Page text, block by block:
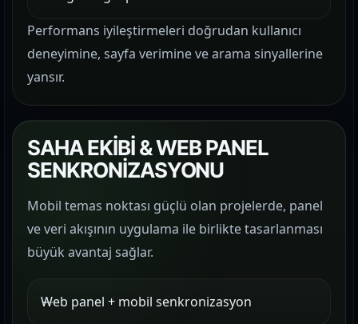
Performans iyileştirmeleri doğrudan kullanıcı
deneyimine, sayfa verimine ve arama sinyallerine
yansır.
SAHA EKİBİ & WEB PANEL
SENKRONİZASYONU
Mobil temas noktası güçlü olan projelerde, panel
ve veri akışının uygulama ile birlikte tasarlanması
büyük avantaj sağlar.
Web panel + mobil senkronizasyon